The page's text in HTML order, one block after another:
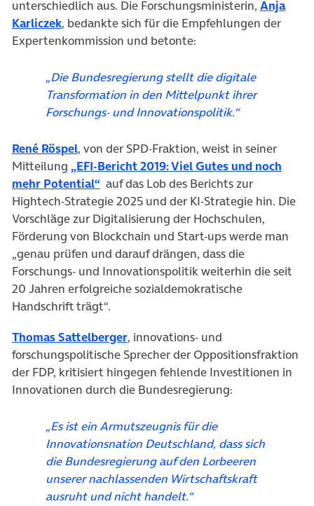
unterschiedlich aus. Die Forschungsministerin, Anja
Karliczek(öffnet in neuem Tab)
, bedankte sich für die Empfehlungen der
Expertenkommission und betonte:
„Die Bundesregierung stellt die digitale
Transformation in den Mittelpunkt ihrer
Forschungs- und Innovationspolitik.“
René Röspel(öffnet in neuem Tab)
, von der SPD-Fraktion, weist in seiner
Mitteilung „EFI-Bericht 2019: Viel Gutes und noch
mehr Potential“ (öffnet in neuem Tab)
auf das Lob des Berichts zur
Hightech-Strategie 2025 und der KI-Strategie hin. Die
Vorschläge zur Digitalisierung der Hochschulen,
Förderung von Blockchain und Start-ups werde man
„genau prüfen und darauf drängen, dass die
Forschungs- und Innovationspolitik weiterhin die seit
20 Jahren erfolgreiche sozialdemokratische
Handschrift trägt“.
Thomas Sattelberger(öffnet in neuem Tab)
, innovations- und
forschungspolitische Sprecher der Oppositionsfraktion
der FDP, kritisiert hingegen fehlende Investitionen in
Innovationen durch die Bundesregierung:
„Es ist ein Armutszeugnis für die
Innovationsnation Deutschland, dass sich
die Bundesregierung auf den Lorbeeren
unserer nachlassenden Wirtschaftskraft
ausruht und nicht handelt.“